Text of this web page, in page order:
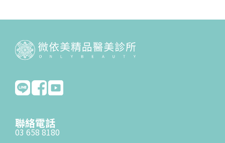
聯絡電話
03 658 8180